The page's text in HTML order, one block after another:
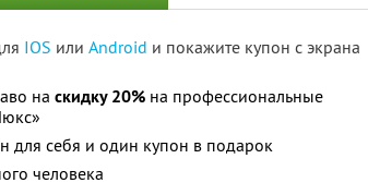
IOS или Android и покажите купон с экрана
на скидку 20% на профессиональные
для себя и один купон в подарок
человека